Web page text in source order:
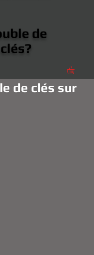
de
clés?
de clés sur